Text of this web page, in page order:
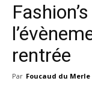
rentrée
Par Foucaud du Merle